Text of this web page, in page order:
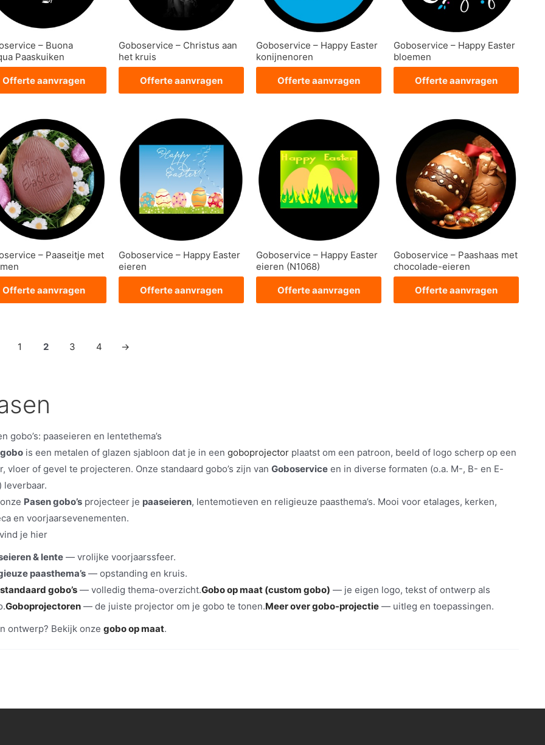
gobo’s: paaseieren en lentethema’s
gobo is een metalen of glazen sjabloon dat je in een goboprojector plaatst om een patroon, beeld of logo scherp op een
vloer of gevel te projecteren. Onze standaard gobo’s zijn van Goboservice en in diverse formaten (o.a. M-, B- en E-
leverbaar.
Pasen gobo’s projecteer je paaseieren, lentemotieven en religieuze paasthema’s. Mooi voor etalages, kerken,
en voorjaarsevenementen.
je hier
& lente — vrolijke voorjaarssfeer.
paasthema’s — opstanding en kruis.
gobo’s — volledig thema-overzicht.Gobo op maat (custom gobo) — je eigen logo, tekst of ontwerp als
Goboprojectoren — de juiste projector om je gobo te tonen.Meer over gobo-projectie — uitleg en toepassingen.
ontwerp? Bekijk onze gobo op maat.
– Buona
Paaskuiken
Offerte aanvragen
Goboservice – Christus aan
het kruis
Offerte aanvragen
Goboservice – Happy Easter
konijnenoren
Offerte aanvragen
Goboservice – Happy Easter
bloemen
Offerte aanvragen
– Paaseitje met
Offerte aanvragen
Goboservice – Happy Easter
eieren
Offerte aanvragen
Goboservice – Happy Easter
eieren (N1068)
Offerte aanvragen
Goboservice – Paashaas met
chocolade-eieren
Offerte aanvragen
1 2 3 4 →